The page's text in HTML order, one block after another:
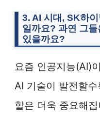
3. AI 시대, SK하
일까요? 과연 그
있을까요?
요즘 인공지능(AI)
AI 기술이 발전할
할은 더욱 중요해